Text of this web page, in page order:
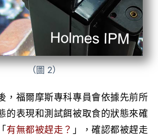
（圖 2）
， 福爾摩斯專科專員會依據先前所
的表現和測試餌被取食的狀態來確
有無都被趕走？ 」，確認都被趕走